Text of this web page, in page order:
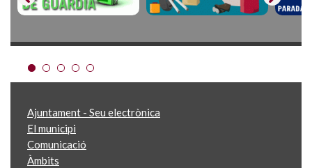
Ajuntament - Seu electrònica
El municipi
Comunicació
Àmbits